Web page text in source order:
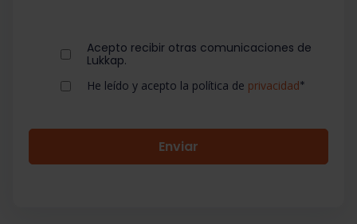
Acepto recibir otras comunicaciones de
Lukkap.
He leído y acepto la política de privacidad*